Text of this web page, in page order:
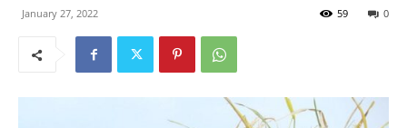
January 27, 2022 0
59